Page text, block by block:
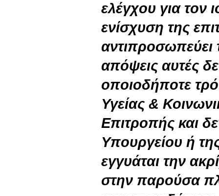
ελέγχου για τον
ενίσχυση της
αντιπροσωπεύει
απόψεις αυτές
οποιοδήποτε
Υγείας &
Επιτροπής και
Υπουργείου ή
εγγυάται την
στην παρούσα